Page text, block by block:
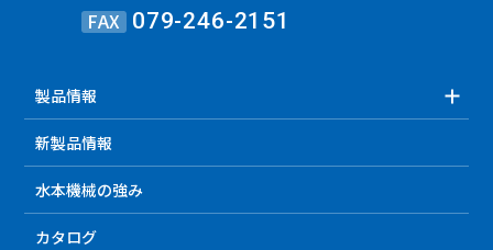
FAX 079-246-2151
製品情報
新製品情報
水本機械の強み
カタログ